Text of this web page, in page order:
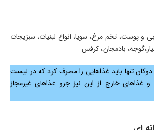
و پوست، تخم مرغ، سویا، انواع لبنیات، سبزیجات
بادمجان، کرفس
تنها باید غذاهایی را مصرف کرد که در لیست
غذاهای خارج از این نیز جزو غذاهای غیرمجاز